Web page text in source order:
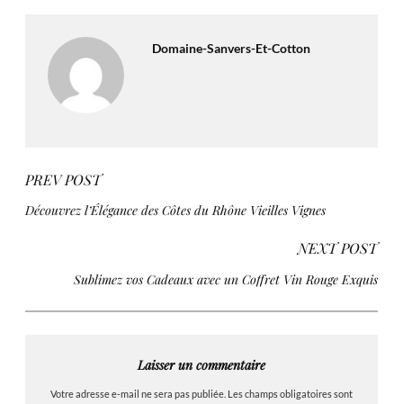
Domaine-Sanvers-Et-Cotton
PREV POST
Découvrez l’Élégance des Côtes du Rhône Vieilles Vignes
NEXT POST
Sublimez vos Cadeaux avec un Coffret Vin Rouge Exquis
Laisser un commentaire
Votre adresse e-mail ne sera pas publiée. Les champs obligatoires sont